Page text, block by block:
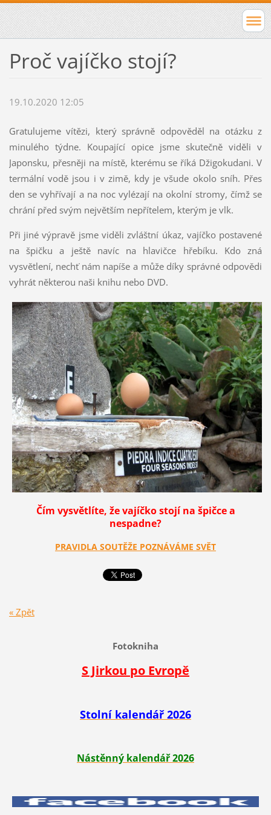
Proč vajíčko stojí?
19.10.2020 12:05
Gratulujeme vítězi, který správně odpověděl na otázku z
minulého týdne. Koupající opice jsme skutečně viděli v
Japonsku, přesněji na místě, kterému se říká Džigokudani. V
termální vodě jsou i v zimě, kdy je všude okolo sníh. Přes
den se vyhřívají a na noc vylézají na okolní stromy, čímž se
chrání před svým největším nepřítelem, kterým je vlk.
Při jiné výpravě jsme viděli zvláštní úkaz, vajíčko postavené
na špičku a ještě navíc na hlavičce hřebíku. Kdo zná
vysvětlení, nechť nám napíše a může díky správné odpovědi
vyhrát některou naši knihu nebo DVD.
Čím vysvětlíte, že vajíčko stojí na špičce a
nespadne?
PRAVIDLA SOUTĚŽE POZNÁVÁME SVĚT
« Zpět
Fotokniha
S Jirkou po Evropě
Stolní kalendář 2026
Nástěnný kalendář 2026